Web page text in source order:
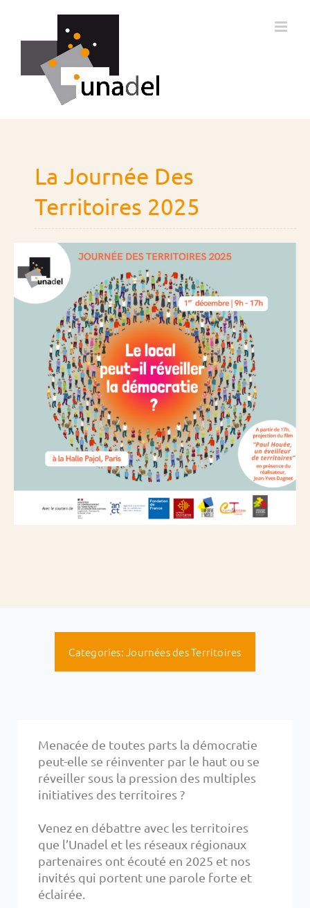
contenu
La Journée Des
Territoires 2025
Categories:Journées des Territoires
Menacée de toutes parts la démocratie
peut-elle se réinventer par le haut ou se
réveiller sous la pression des multiples
initiatives des territoires ?
Venez en débattre avec les territoires
que l’Unadel et les réseaux régionaux
partenaires ont écouté en 2025 et nos
invités qui portent une parole forte et
éclairée.